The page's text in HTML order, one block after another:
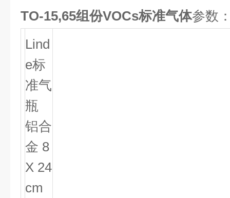
TO-15,65组份VOCs标准气体参数
Lind
e标
准气
瓶
铝合
金 8
X 24
cm